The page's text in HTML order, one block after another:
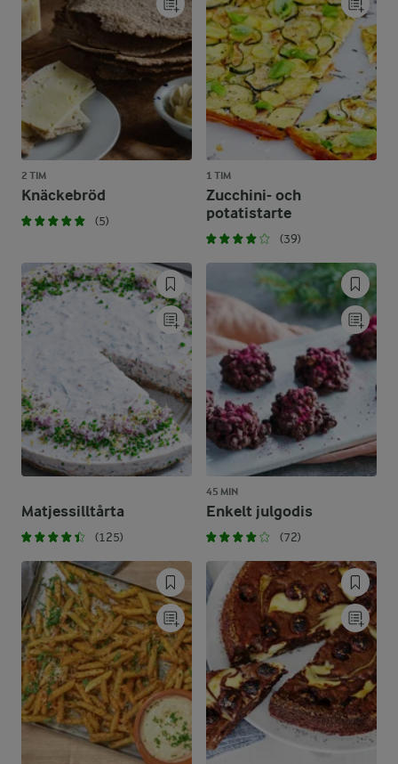
2 TIM
Knäckebröd
(5)
1 TIM
Zucchini- och
potatistarte
(39)
Matjessilltårta
(125)
45 MIN
Enkelt julgodis
(72)